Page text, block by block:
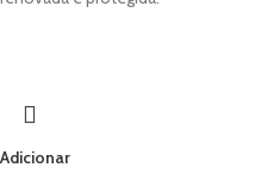
Adicionar